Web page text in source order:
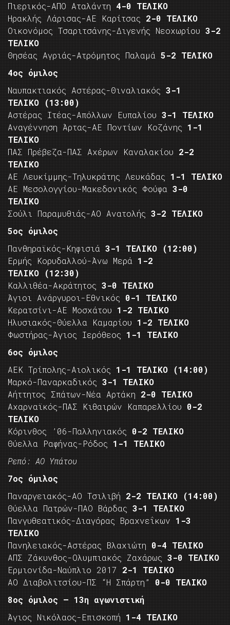
Πιερικός-ΑΠΟ Αταλάντη 4-0 ΤΕΛΙΚΟ
Ηρακλής Λάρισας-ΑΕ Καρίτσας 2-0 ΤΕΛΙΚΟ
Οικονόμος Τσαριτσάνης-Διγενής Νεοχωρίου 3-2
ΤΕΛΙΚΟ
Θησέας Αγριάς-Ατρόμητος Παλαμά 5-2 ΤΕΛΙΚΟ
4ος όμιλος
Ναυπακτιακός Αστέρας-Θιναλιακός 3-1
ΤΕΛΙΚΟ
(13:00)
Αστέρας Ιτέας-Απόλλων Ευπαλίου 3-1 ΤΕΛΙΚΟ
Αναγέννηση Άρτας-ΑΕ Ποντίων Κοζάνης 1-1
ΤΕΛΙΚΟ
ΠΑΣ Πρέβεζα-ΠΑΣ Αχέρων Καναλακίου 2-2
ΤΕΛΙΚΟ
ΑΕ Λευκίμμης-Τηλυκράτης Λευκάδας 1-1 ΤΕΛΙΚΟ
ΑΕ Μεσολογγίου-Μακεδονικός Φούφα 3-0
ΤΕΛΙΚΟ
Σούλι Παραμυθιάς-ΑΟ Ανατολής 3-2 ΤΕΛΙΚΟ
5ος όμιλος
Πανθηραϊκός-Κηφισιά 3-1 ΤΕΛΙΚΟ
(12:00)
Ερμής Κορυδαλλού-Άνω Μερά 1-2
ΤΕΛΙΚΟ
(12:30)
Καλλιθέα-Ακράτητος 3-0 ΤΕΛΙΚΟ
Άγιοι Ανάργυροι-Εθνικός 0-1 ΤΕΛΙΚΟ
Κερατσίνι-ΑΕ Μοσχάτου 1-2 ΤΕΛΙΚΟ
Ηλυσιακός-Θύελλα Καμαρίου 1-2 ΤΕΛΙΚΟ
Φωστήρας-Άγιος Ιερόθεος 1-1 ΤΕΛΙΚΟ
6ος όμιλος
ΑΕΚ Τρίπολης-Αιολικός 1-1 ΤΕΛΙΚΟ
(14:00)
Μαρκό-Παναρκαδικός 3-1 ΤΕΛΙΚΟ
Αήττητος Σπάτων-Νέα Αρτάκη 2-0 ΤΕΛΙΚΟ
Αχαρναϊκός-ΠΑΣ Κιθαιρών Καπαρελλίου 0-2
ΤΕΛΙΚΟ
Κόρινθος ’06-Παλληνιακός 0-2 ΤΕΛΙΚΟ
Θύελλα Ραφήνας-Ρόδος 1-1 ΤΕΛΙΚΟ
Ρεπό: ΑΟ Υπάτου
7ος όμιλος
Παναργειακός-ΑΟ Τσιλιβή 2-2 ΤΕΛΙΚΟ
(14:00)
Θύελλα Πατρών-ΠΑΟ Βάρδας 3-1 ΤΕΛΙΚΟ
Πανγυθεατικός-Διαγόρας Βραχνεΐκων 1-3
ΤΕΛΙΚΟ
Πανηλειακός-Αστέρας Βλαχιώτη 0-4 ΤΕΛΙΚΟ
ΑΠΣ Ζάκυνθος-Ολυμπιακός Ζαχάρως 3-0 ΤΕΛΙΚΟ
Ερμιονίδα-Ναύπλιο 2017 2-1 ΤΕΛΙΚΟ
ΑΟ Διαβολιτσίου-ΠΣ “Η Σπάρτη” 0-0 ΤΕΛΙΚΟ
8ος όμιλος – 13η αγωνιστική
Άγιος Νικόλαος-Επισκοπή 1-4 ΤΕΛΙΚΟ